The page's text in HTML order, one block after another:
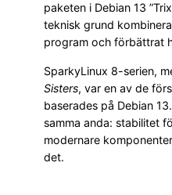
paketen i Debian 13
teknisk grund
program och förbättrat
SparkyLinux 8-serien,
Sisters, var en av de
baserades på Debian
samma anda: stabilitet
modernare
det.